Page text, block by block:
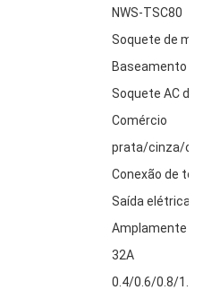
NWS-TSC80
Soquete de mesa
Baseamento
Soquete AC de
Comércio
prata/cinza/ouro/
Conexão de
Saída elétrica
Amplamente
32A
0.4/0.6/0.8/1.0/